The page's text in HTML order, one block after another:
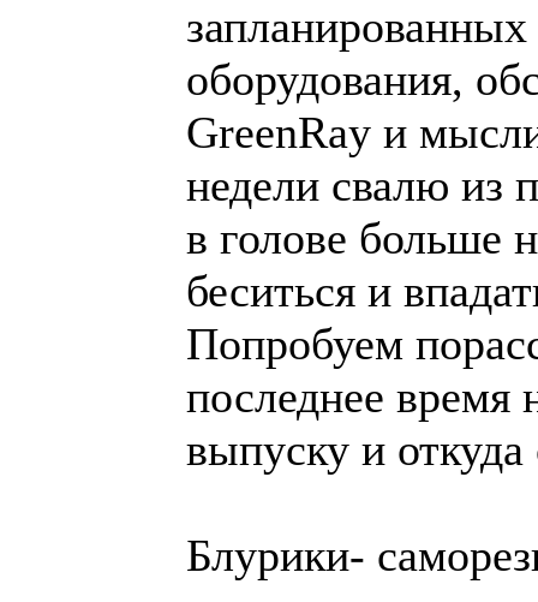
оборудования,
GreenRay и
недели свалю из
в голове больше
беситься и
Попробуем
последнее время
выпуску и
Блурики-